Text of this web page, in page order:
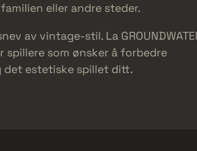
eller andre steder.
av vintage-stil. La
som ønsker å forbedre
estetiske spillet ditt.